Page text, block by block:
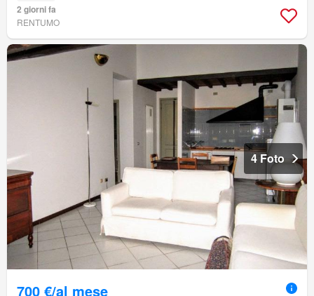
2 giorni fa
RENTUMO
4 Foto
700 €/al mese